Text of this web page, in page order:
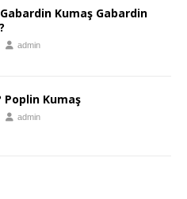
Kumaş Gabardin
admin
Poplin Kumaş
admin